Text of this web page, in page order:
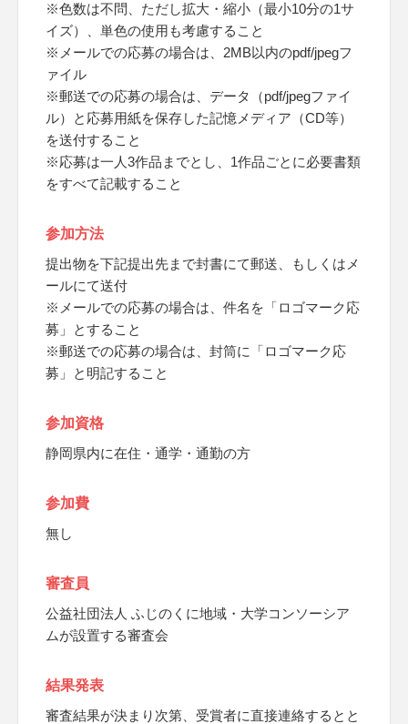
※色数は不問、ただし拡大・縮小（最小10分の1サ
イズ）、単色の使用も考慮すること
※メールでの応募の場合は、2MB以内のpdf/jpegフ
ァイル
※郵送での応募の場合は、データ（pdf/jpegファイ
ル）と応募用紙を保存した記憶メディア（CD等）
を送付すること
※応募は一人3作品までとし、1作品ごとに必要書類
をすべて記載すること
参加方法
提出物を下記提出先まで封書にて郵送、もしくはメ
ールにて送付
※メールでの応募の場合は、件名を「ロゴマーク応
募」とすること
※郵送での応募の場合は、封筒に「ロゴマーク応
募」と明記すること
参加資格
静岡県内に在住・通学・通勤の方
参加費
無し
審査員
公益社団法人 ふじのくに地域・大学コンソーシア
ムが設置する審査会
結果発表
審査結果が決まり次第、受賞者に直接連絡するとと